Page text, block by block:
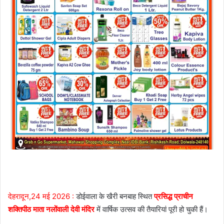
देहरादून,24 मई 2026 : डोईवाला के खैरी बनबाह स्थितप्रसिद्ध प्राचीन
शक्तिपीठ माता नलोंवाली देवी मंदिरमें वार्षिक उत्सव की तैयारियां पूरी हो चुकी हैं।